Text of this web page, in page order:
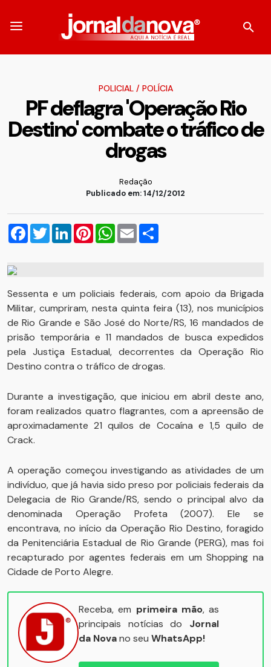
POLICIAL/ POLÍCIA
PF deflagra 'Operação Rio
Destino' combate o tráfico de
drogas
Redação
Publicado em: 14/12/2012
Facebook
TwitterLinkedInPinterestWhatsApp
Email
Sessenta e um policiais federais, com apoio da Brigada
Militar, cumpriram, nesta quinta feira (13), nos municípios
de Rio Grande e São José do Norte/RS, 16 mandados de
prisão temporária e 11 mandados de busca expedidos
pela Justiça Estadual, decorrentes da Operação Rio
Destino contra o tráfico de drogas.
Durante a investigação, que iniciou em abril deste ano,
foram realizados quatro flagrantes, com a apreensão de
aproximadamente 21 quilos de Cocaína e 1,5 quilo de
Crack.
A operação começou investigando as atividades de um
indivíduo, que já havia sido preso por policiais federais da
Delegacia de Rio Grande/RS, sendo o principal alvo da
denominada Operação Profeta (2007). Ele se
encontrava, no início da Operação Rio Destino, foragido
da Penitenciária Estadual de Rio Grande (PERG), mas foi
recapturado por agentes federais em um Shopping na
Cidade de Porto Alegre.
Receba, em primeira mão, as
principais notícias do Jornal
da Novano seu WhatsApp!